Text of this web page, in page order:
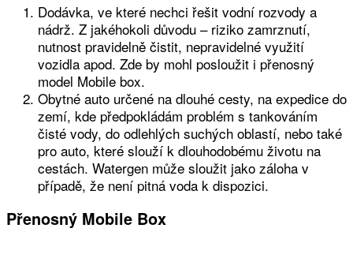
Dodávka, ve které nechci řešit vodní rozvody a
nádrž. Z jakéhokoli důvodu – riziko zamrznutí,
nutnost pravidelně čistit, nepravidelné využití
vozidla apod. Zde by mohl posloužit i přenosný
model Mobile box.
Obytné auto určené na dlouhé cesty, na expedice do
zemí, kde předpokládám problém s tankováním
čisté vody, do odlehlých suchých oblastí, nebo také
pro auto, které slouží k dlouhodobému životu na
cestách. Watergen může sloužit jako záloha v
případě, že není pitná voda k dispozici.
Přenosný Mobile Box